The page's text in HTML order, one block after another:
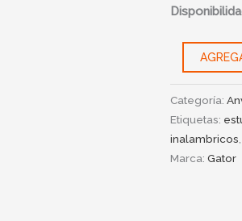
Categoría:
Etiquetas:
inalambricos
Marca:Gator